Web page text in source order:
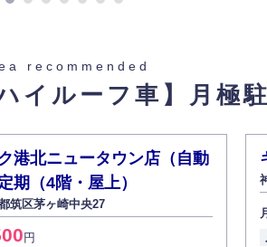
recommended
イルーフ車】 月極
港北ニュータウン店（自動
期（4階・屋上）
筑区茅ヶ崎中央27
円